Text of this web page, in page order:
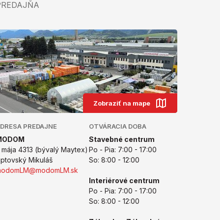
Zobraziť na mape
PREDAJNE
mája 4313 (bývalý Maytex)
Mikuláš
OTVÁRACIA DOBA
Stavebné centrum
Po - Pia: 7:00 - 17:00
So: 8:00 - 12:00
Interiérové centrum
Po - Pia: 7:00 - 17:00
So: 8:00 - 12:00